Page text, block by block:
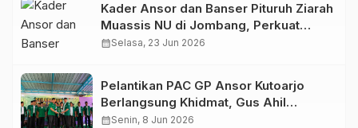
Kader Ansor dan Banser Pituruh Ziarah
Muassis NU di Jombang, Perkuat
Spirit Khidmah dan Ke-NU-an
calendar_monthSelasa, 23 Jun 2026
Pelantikan PAC GP Ansor Kutoarjo
Berlangsung Khidmat, Gus Ahil
Ingatkan Ansor Harus Bermanfaat bagi
calendar_monthSenin, 8 Jun 2026